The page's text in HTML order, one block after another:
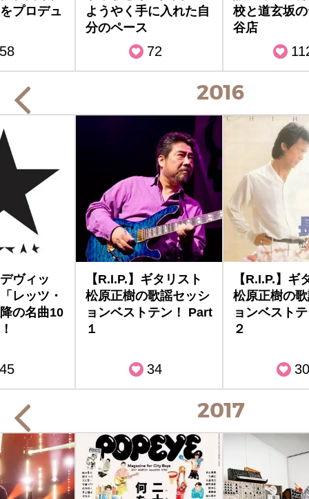
プロデュ
58
ようやく手に入れた自
分のペース
72
校と道玄坂
谷店
2016
ヴィッ
レッツ・
の名曲10
45
【R.I.P.】ギタリスト
松原正樹の歌謡セッシ
ョンベストテン！ Part
１
34
【R.I.P.】ギ
松原正樹の
ョンベスト
２
30
2017